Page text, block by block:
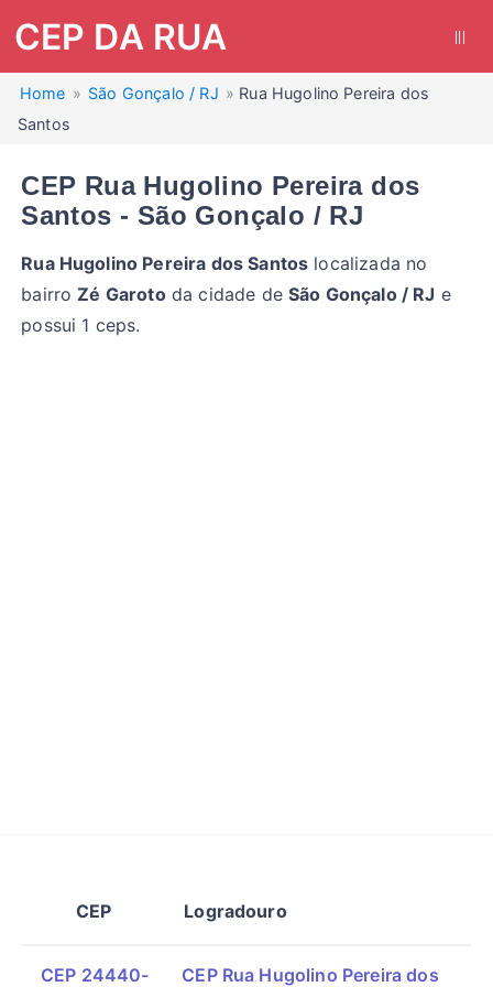
CEP DA RUA
Home São Gonçalo / RJ
Rua Hugolino Pereira dos
Santos
CEP Rua Hugolino Pereira dos
Santos - São Gonçalo / RJ
Rua Hugolino Pereira dos Santos localizada no
bairroZé Garotoda cidade deSão Gonçalo / RJ e
possui 1 ceps.
CEP Logradouro
CEP 24440- CEP Rua Hugolino Pereira dos